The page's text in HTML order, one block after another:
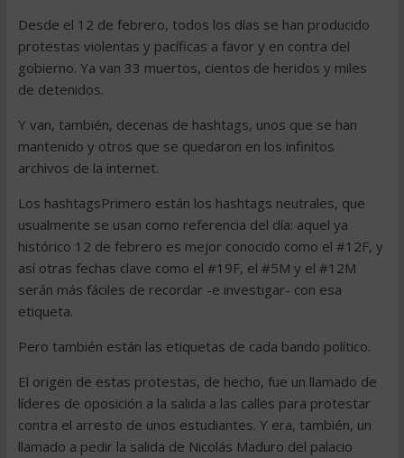
Desde el 12 de febrero, todos los días se han producido
protestas violentas y pacíficas a favor y en contra del
gobierno. Ya van 33 muertos, cientos de heridos y miles
de detenidos.
Y van, también, decenas de hashtags, unos que se han
mantenido y otros que se quedaron en los infinitos
archivos de la internet.
Los hashtagsPrimero están los hashtags neutrales, que
usualmente se usan como referencia del día: aquel ya
histórico 12 de febrero es mejor conocido como el #12F, y
así otras fechas clave como el #19F, el #5M y el #12M
serán más fáciles de recordar -e investigar- con esa
etiqueta.
Pero también están las etiquetas de cada bando político.
El origen de estas protestas, de hecho, fue un llamado de
líderes de oposición a la salida a las calles para protestar
contra el arresto de unos estudiantes. Y era, también, un
llamado a pedir la salida de Nicolás Maduro del palacio